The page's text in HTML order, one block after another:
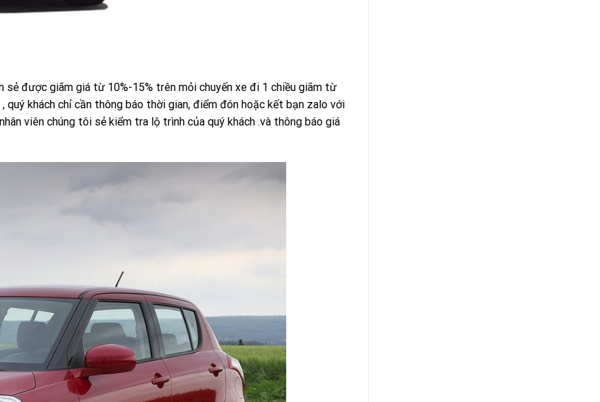
sẻ được giãm giá từ 10%-15% trên mỏi chuyến xe đi 1 chiều giãm từ
quý khách chỉ cần thông báo thời gian, điểm đón hoặc kết bạn zalo với
viên chúng tôi sẻ kiểm tra lộ trình của quý khách .và thông báo giá